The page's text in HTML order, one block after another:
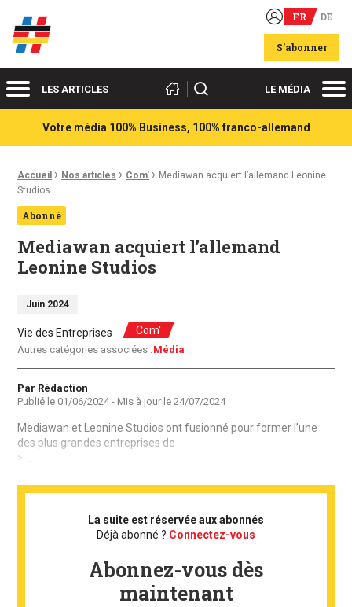
Acteurs du franco-allemand FR DE
S'abonner
MenuLES ARTICLES Rechercher LE MÉDIA
Votre média 100% Business, 100% franco-allemand
Fil d'Ariane :
Accueil › Nos articles › Com' › Mediawan acquiert l’allemand Leonine
Studios
Abonné
Mediawan acquiert l’allemand
Leonine Studios
Juin 2024
Vie des Entreprises Com'
Autres catégories associées : Média
Auteur
Par Rédaction
Publié le 01/06/2024- Mis à jour le 24/07/2024
Mediawan et Leonine Studios ont fusionné pour former l’une
des plus grandes entreprises de
> ...
La suite est réservée aux abonnés
Déjà abonné ? Connectez-vous
Abonnez-vous dès
maintenant